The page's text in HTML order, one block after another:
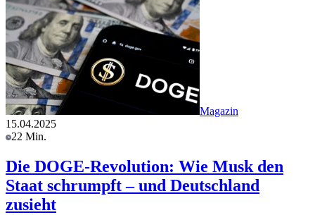
Magazin
15.04.2025
22 Min.
Die DOGE-Revolution: Wie Musk den
Staat schrumpft – und Deutschland
zusieht